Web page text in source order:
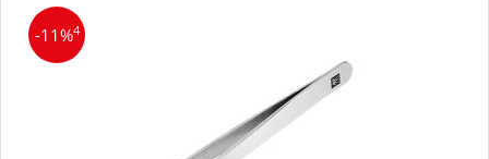
-11%4